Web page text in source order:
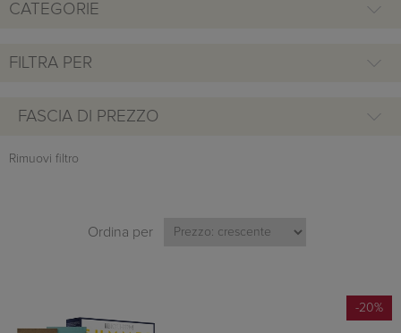
CATEGORIE
FILTRA PER
FASCIA DI PREZZO
Rimuovi filtro
Ordina per
-20%